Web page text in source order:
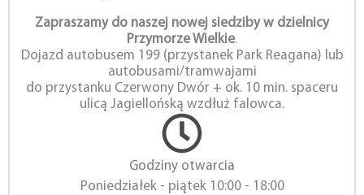
Zapraszamy do naszej nowej siedziby w dzielnicy
Przymorze Wielkie.
Dojazd autobusem 199 (przystanek Park Reagana) lub
autobusami/tramwajami
do przystanku Czerwony Dwór + ok. 10 min. spaceru
ulicą Jagiellońską wzdłuż falowca.
Godziny otwarcia
Poniedziałek - piątek 10:00 - 18:00